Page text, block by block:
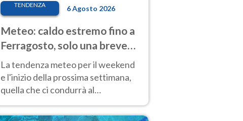
TENDENZA 6 Agosto 2026
Meteo: caldo estremo fino a
Ferragosto, solo una breve
pausa. Ecco dove
La tendenza meteo per il weekend
e l'inizio della prossima settimana,
quella che ci condurrà al
temperature molto elevate